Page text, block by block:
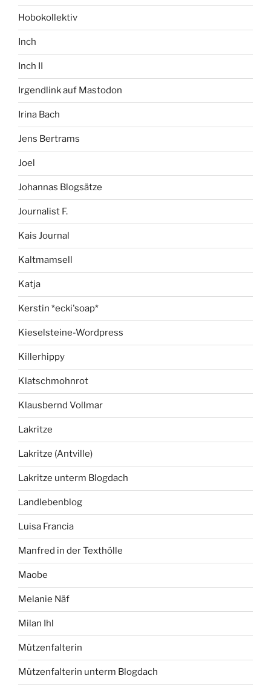
Hobokollektiv
Inch
Inch II
Irgendlink auf Mastodon
Irina Bach
Jens Bertrams
Joel
Johannas Blogsätze
Journalist F.
Kais Journal
Kaltmamsell
Katja
Kerstin *ecki'soap*
Kieselsteine-Wordpress
Killerhippy
Klatschmohnrot
Klausbernd Vollmar
Lakritze
Lakritze (Antville)
Lakritze unterm Blogdach
Landlebenblog
Luisa Francia
Manfred in der Texthölle
Maobe
Melanie Näf
Milan Ihl
Mützenfalterin
Mützenfalterin unterm Blogdach